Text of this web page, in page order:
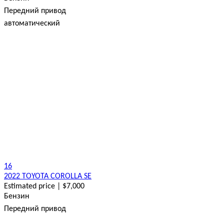
Передний привод
автоматический
16
2022 TOYOTA COROLLA SE
Estimated price | $7,000
Бензин
Передний привод